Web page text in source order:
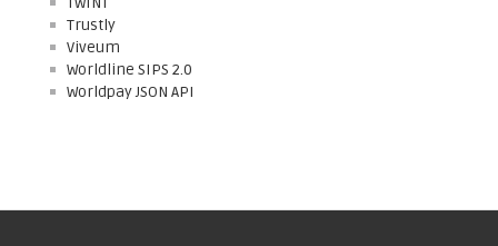
Trustly
Viveum
Worldline SIPS 2.0
Worldpay JSON API